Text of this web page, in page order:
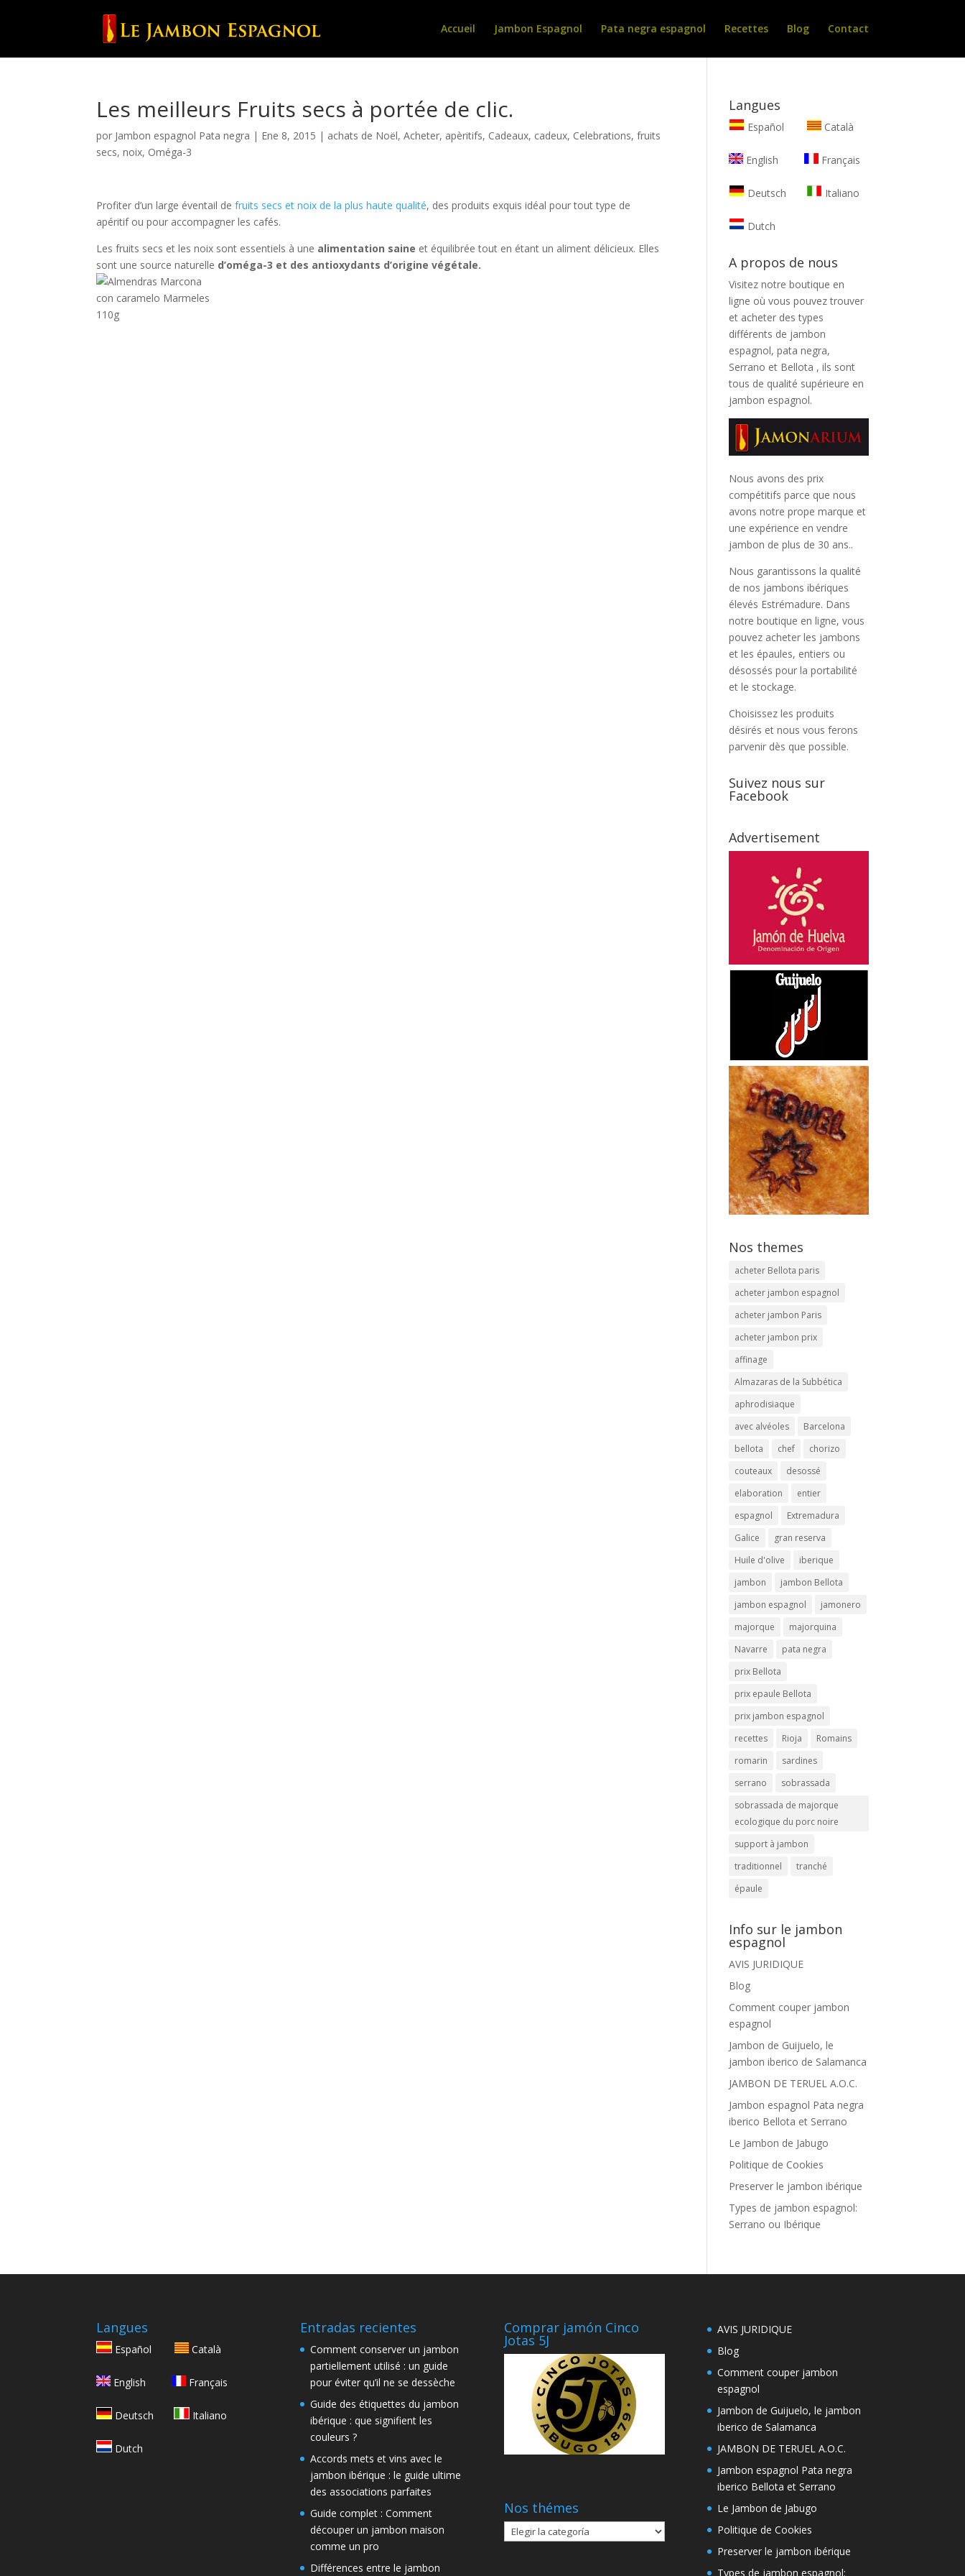
Accueil Jambon Espagnol Pata negra espagnol Recettes Blog Contact
Les meilleurs Fruits secs à portée de clic.
por Jambon espagnol Pata negra | Ene 8, 2015 | achats de Noël,Acheter, apèritifs, Cadeaux, cadeux, Celebrations,fruits
secs,noix, Oméga-3
Profiter d’un large éventail de fruits secs et noix de la plus haute qualité, des produits exquis idéal pour tout type de
apéritif ou pour accompagner les cafés.
Les fruits secs et les noix sont essentiels à une alimentation saine et équilibrée tout en étant un aliment délicieux. Elles
sont une source naturelle d’oméga-3 et des antioxydants d’origine végétale.
Langues
Español Català
English Français
Deutsch Italiano
Dutch
A propos de nous
Visitez notre boutique en
ligne où vous pouvez trouver
et acheter des types
différents de jambon
espagnol, pata negra,
Serrano et Bellota , ils sont
tous de qualité supérieure en
jambon espagnol.
Nous avons des prix
compétitifs parce que nous
avons notre prope marque et
une expérience en vendre
jambon de plus de 30 ans..
Nous garantissons la qualité
de nos jambons ibériques
élevés Estrémadure. Dans
notre boutique en ligne, vous
pouvez acheter les jambons
et les épaules, entiers ou
désossés pour la portabilité
et le stockage.
Choisissez les produits
désirés et nous vous ferons
parvenir dès que possible.
Suivez nous sur
Facebook
Advertisement
Nos themes
acheter Bellota paris
acheter jambon espagnol
acheter jambon Paris
acheter jambon prix
affinage
Almazaras de la Subbética
aphrodisiaque
avec alvéoles
Barcelona
bellota
chef
chorizo
couteaux
desossé
elaboration
entier
espagnol
Extremadura
Galice
gran reserva
Huile d'olive
iberique
jambon
jambon Bellota
jambon espagnol
jamonero
majorque
majorquina
Navarre
pata negra
prix Bellota
prix epaule Bellota
prix jambon espagnol
recettes
Rioja
Romains
romarin
sardines
serrano
sobrassada
sobrassada de majorque
ecologique du porc noire
support à jambon
traditionnel
tranché
épaule
Info sur le jambon
espagnol
AVIS JURIDIQUE
Blog
Comment couper jambon
espagnol
Jambon de Guijuelo, le
jambon iberico de Salamanca
JAMBON DE TERUEL A.O.C.
Jambon espagnol Pata negra
iberico Bellota et Serrano
Le Jambon de Jabugo
Politique de Cookies
Preserver le jambon ibérique
Types de jambon espagnol:
Serrano ou Ibérique
Langues
Español Català
English Français
Deutsch Italiano
Dutch
Entradas recientes
Comment conserver un jambon
partiellement utilisé : un guide
pour éviter qu’il ne se dessèche
Guide des étiquettes du jambon
ibérique : que signifient les
couleurs ?
Accords mets et vins avec le
jambon ibérique : le guide ultime
des associations parfaites
Guide complet : Comment
découper un jambon maison
comme un pro
Différences entre le jambon
Comprar jamón Cinco
Jotas 5J
Nos thémes
Nos
thémes
AVIS JURIDIQUE
Blog
Comment couper jambon
espagnol
Jambon de Guijuelo, le jambon
iberico de Salamanca
JAMBON DE TERUEL A.O.C.
Jambon espagnol Pata negra
iberico Bellota et Serrano
Le Jambon de Jabugo
Politique de Cookies
Preserver le jambon ibérique
Types de jambon espagnol: